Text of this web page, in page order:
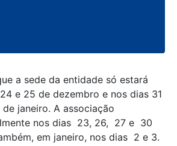
a sede da entidade só estará
e 25 de dezembro e nos dias 31
janeiro. A associação
nos dias 23, 26, 27 e 30
em janeiro, nos dias 2 e 3.